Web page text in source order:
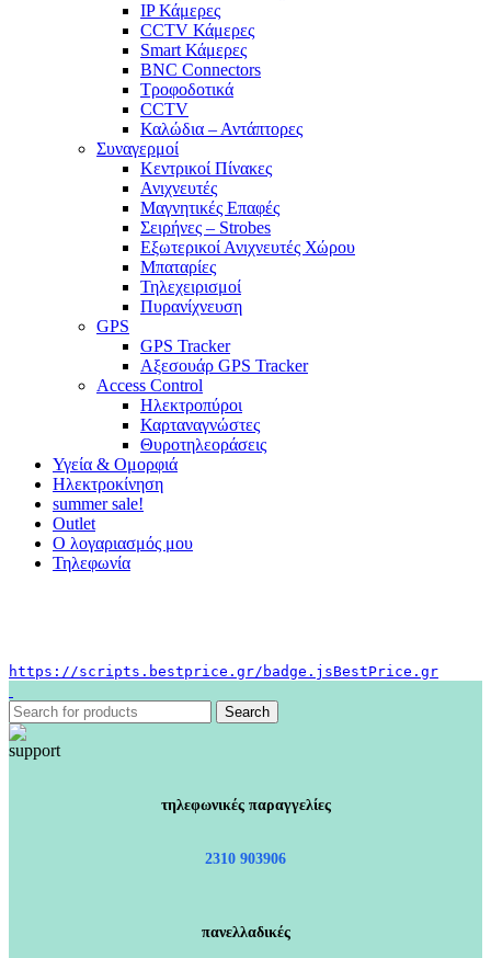
IP Κάμερες
CCTV Κάμερες
Smart Κάμερες
BNC Connectors
Τροφοδοτικά
CCTV
Καλώδια – Αντάπτορες
Συναγερμοί
Κεντρικοί Πίνακες
Ανιχνευτές
Μαγνητικές Επαφές
Σειρήνες – Strobes
Εξωτερικοί Ανιχνευτές Χώρου
Μπαταρίες
Τηλεχειρισμοί
Πυρανίχνευση
GPS
GPS Tracker
Αξεσουάρ GPS Tracker
Access Control
Ηλεκτροπύροι
Καρταναγνώστες
Θυροτηλεοράσεις
Υγεία & Ομορφιά
Ηλεκτροκίνηση
summer sale!
Outlet
Ο λογαριασμός μου
Τηλεφωνία
https://scripts.bestprice.gr/badge.jsBestPrice.gr
Search
τηλεφωνικές παραγγελίες
2310 903906
πανελλαδικές